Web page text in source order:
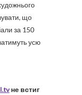
що
за 150
усю
не встиг